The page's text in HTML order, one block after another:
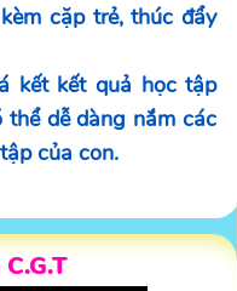
cặp trẻ, thúc đẩy
kết quả học tập
dễ dàng nắm các
của con.